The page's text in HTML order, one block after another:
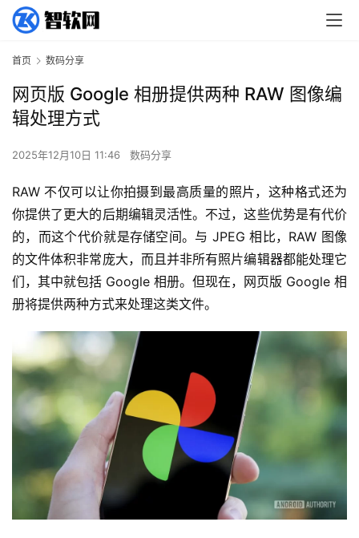
首页 数码分享
网页版 Google 相册提供两种 RAW 图像编
辑处理方式
2025年12月10日 11:46 数码分享
RAW 不仅可以让你拍摄到最高质量的照片，这种格式还为
你提供了更大的后期编辑灵活性。不过，这些优势是有代价
的，而这个代价就是存储空间。与 JPEG 相比，RAW 图像
的文件体积非常庞大，而且并非所有照片编辑器都能处理它
们，其中就包括 Google 相册。但现在，网页版 Google 相
册将提供两种方式来处理这类文件。